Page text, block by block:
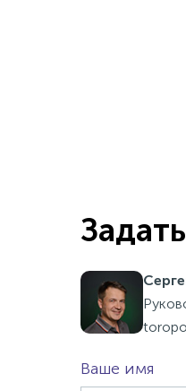
Ваше имя